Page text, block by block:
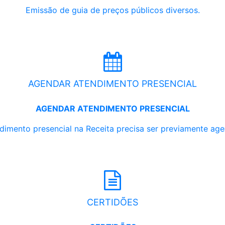
Emissão de guia de preços públicos diversos.
AGENDAR ATENDIMENTO PRESENCIAL
AGENDAR ATENDIMENTO PRESENCIAL
presencial na Receita precisa ser previamente
CERTIDÕES